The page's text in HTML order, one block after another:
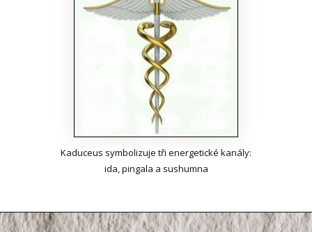
Kaduceus symbolizuje tři energetické kanály:
ida, pingala a sushumna